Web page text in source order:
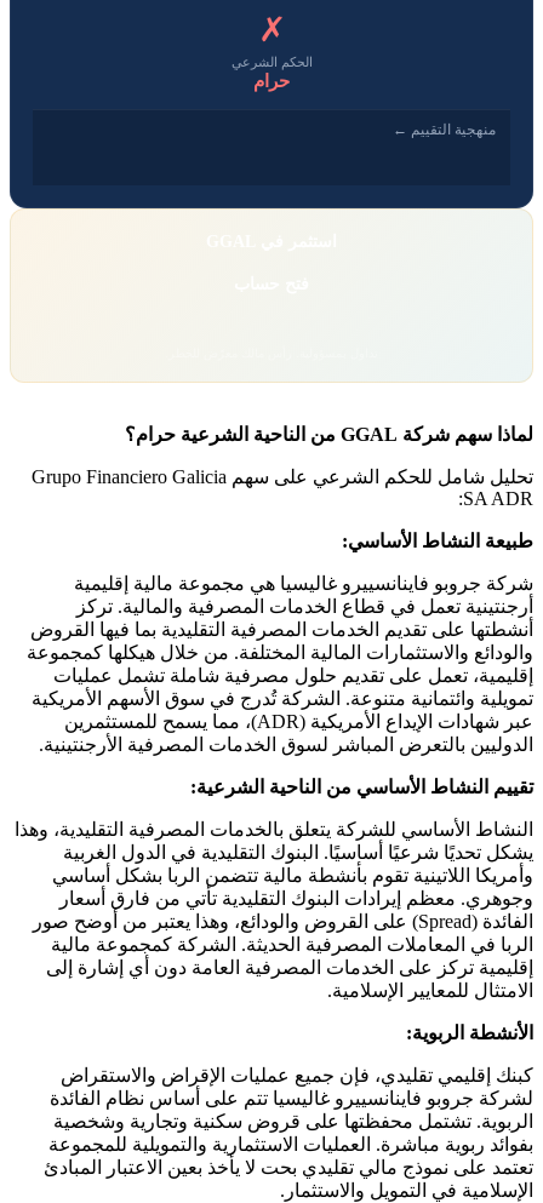
✗
الحكم الشرعي
حرام
منهجية التقييم ←
لماذا سهم شركة GGAL من الناحية الشرعية حرام؟
تحليل شامل للحكم الشرعي على سهم Grupo Financiero Galicia
SA ADR:
طبيعة النشاط الأساسي:
شركة جروبو فاينانسييرو غاليسيا هي مجموعة مالية إقليمية
أرجنتينية تعمل في قطاع الخدمات المصرفية والمالية. تركز
أنشطتها على تقديم الخدمات المصرفية التقليدية بما فيها القروض
والودائع والاستثمارات المالية المختلفة. من خلال هيكلها كمجموعة
إقليمية، تعمل على تقديم حلول مصرفية شاملة تشمل عمليات
تمويلية وائتمانية متنوعة. الشركة تُدرج في سوق الأسهم الأمريكية
عبر شهادات الإيداع الأمريكية (ADR)، مما يسمح للمستثمرين
الدوليين بالتعرض المباشر لسوق الخدمات المصرفية الأرجنتينية.
تقييم النشاط الأساسي من الناحية الشرعية:
النشاط الأساسي للشركة يتعلق بالخدمات المصرفية التقليدية، وهذا
يشكل تحديًا شرعيًا أساسيًا. البنوك التقليدية في الدول الغربية
وأمريكا اللاتينية تقوم بأنشطة مالية تتضمن الربا بشكل أساسي
وجوهري. معظم إيرادات البنوك التقليدية تأتي من فارق أسعار
الفائدة (Spread) على القروض والودائع، وهذا يعتبر من أوضح صور
الربا في المعاملات المصرفية الحديثة. الشركة كمجموعة مالية
إقليمية تركز على الخدمات المصرفية العامة دون أي إشارة إلى
الامتثال للمعايير الإسلامية.
الأنشطة الربوية:
كبنك إقليمي تقليدي، فإن جميع عمليات الإقراض والاستقراض
لشركة جروبو فاينانسييرو غاليسيا تتم على أساس نظام الفائدة
الربوية. تشتمل محفظتها على قروض سكنية وتجارية وشخصية
بفوائد ربوية مباشرة. العمليات الاستثمارية والتمويلية للمجموعة
تعتمد على نموذج مالي تقليدي بحت لا يأخذ بعين الاعتبار المبادئ
الإسلامية في التمويل والاستثمار.